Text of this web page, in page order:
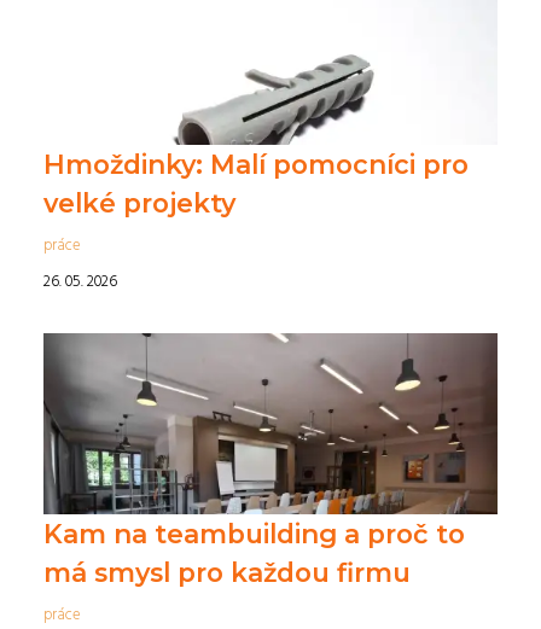
Hmoždinky: Malí pomocníci pro
velké projekty
práce
26. 05. 2026
Kam na teambuilding a proč to
má smysl pro každou firmu
práce